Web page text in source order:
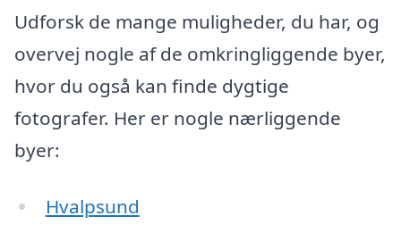
Udforsk de mange muligheder, du har, og
overvej nogle af de omkringliggende byer,
hvor du også kan finde dygtige
fotografer. Her er nogle nærliggende
byer:
Hvalpsund